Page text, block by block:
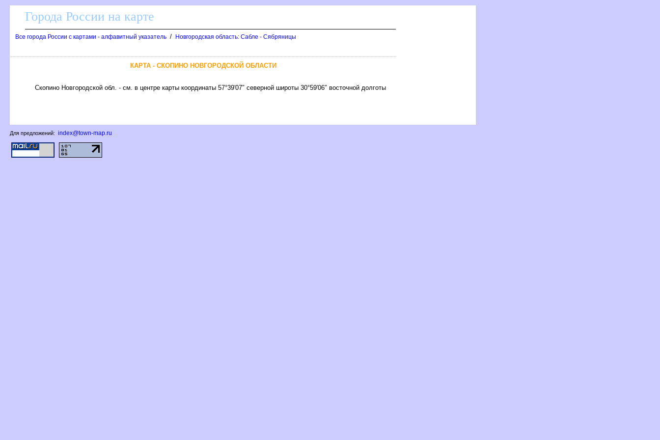
Города России на карте
се города России с картами - алфавитный указатель / Новгородская область: Сабле - Сябряницы
КАРТА - СКОПИНО НОВГОРОДСКОЙ ОБЛАСТИ
Скопино Новгородской обл. - см. в центре карты координаты 57°39′07″ северной широты 30°59′06″ восточной долготы
Для предложений: index@town-map.ru